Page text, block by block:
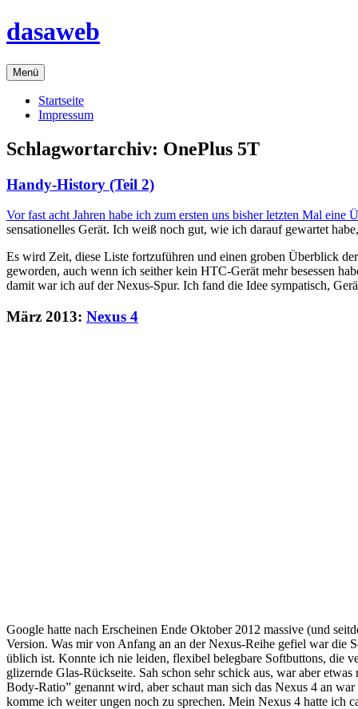
Zum
Inhalt
dasaweb
Menü
Startseite
Impressum
Schlagwortarchiv: OnePlus 5T
Handy-History (Teil 2)
Vor fast acht Jahren habe ich zum ersten uns bisher letzten Mal
sensationelles Gerät. Ich weiß noch gut, wie ich darauf gewartet
Es wird Zeit, diese Liste fortzuführen und einen groben Überblick
geworden, auch wenn ich seither kein HTC-Gerät mehr besessen
damit war ich auf der Nexus-Spur. Ich fand die Idee sympatisch,
März 2013: Nexus 4
Google hatte nach Erscheinen Ende Oktober 2012 massive (und
Version. Was mir von Anfang an an der Nexus-Reihe gefiel war
üblich ist. Konnte ich nie leiden, flexibel belegbare Softbuttons, die
glizernde Glas-Rückseite. Sah schon sehr schick aus, war aber
Body-Ratio” genannt wird, aber schaut man sich das Nexus 4 an
komme ich weiter ungen noch zu sprechen. Mein Nexus 4 hatte ich